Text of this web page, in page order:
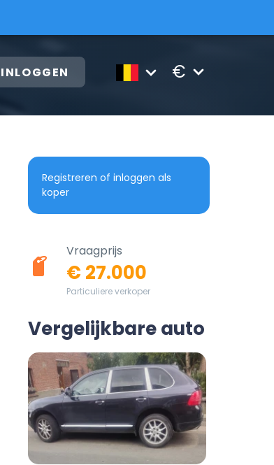
INLOGGEN €
Registreren of inloggen als
koper
Vraagprijs
€ 27.000
Particuliere verkoper
Vergelijkbare auto